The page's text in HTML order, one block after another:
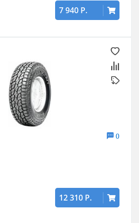
7 940 Р.
0
12 310 Р.